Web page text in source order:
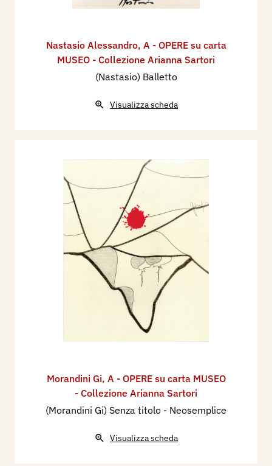
Nastasio Alessandro, A - OPERE su carta
MUSEO - Collezione Arianna Sartori
(Nastasio) Balletto
Visualizza scheda
Morandini Gi, A - OPERE su carta MUSEO
- Collezione Arianna Sartori
(Morandini Gi) Senza titolo - Neosemplice
Visualizza scheda